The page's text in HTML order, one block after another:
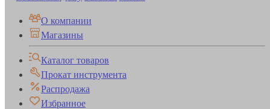
О компании
Магазины
Каталог товаров
Прокат инструмента
Распродажа
Избранное